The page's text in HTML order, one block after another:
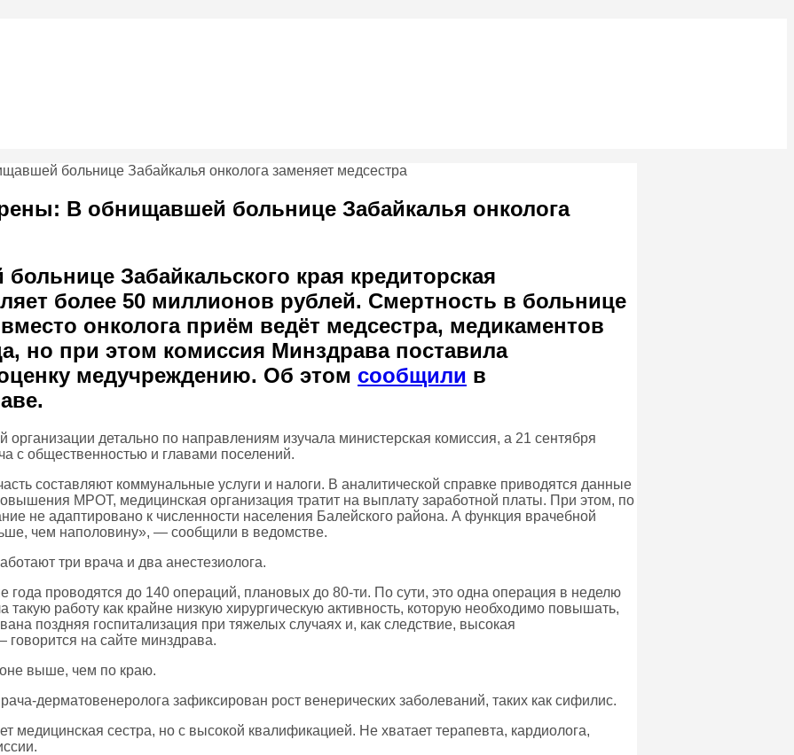
В обнищавшей больнице Забайкалья онколога
Забайкальского края кредиторская
более 50 миллионов рублей. Смертность в больнице
онколога приём ведёт медсестра, медикаментов
но при этом комиссия Минздрава поставила
медучреждению. Об этом сообщили в
организации детально по направлениям изучала министерская комиссия, а 21 сентября
с общественностью и главами поселений.
составляют коммунальные услуги и налоги. В аналитической справке приводятся данные
МРОТ, медицинская организация тратит на выплату заработной платы. При этом, по
не адаптировано к численности населения Балейского района. А функция врачебной
чем наполовину», — сообщили в ведомстве.
три врача и два анестезиолога.
года проводятся до 140 операций, плановых до 80-ти. По сути, это одна операция в неделю
такую работу как крайне низкую хирургическую активность, которую необходимо повышать,
поздняя госпитализация при тяжелых случаях и, как следствие, высокая
на сайте минздрава.
выше, чем по краю.
дерматовенеролога зафиксирован рост венерических заболеваний, таких как сифилис.
медицинская сестра, но с высокой квалификацией. Не хватает терапевта, кардиолога,